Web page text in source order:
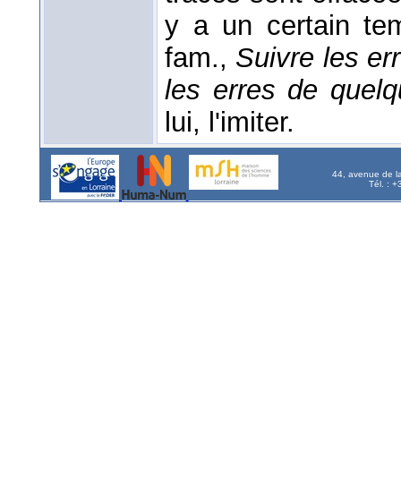
y a un certain
fam., Suivre les
les erres de
lui, l'imiter.
44, avenue de
Tél. :